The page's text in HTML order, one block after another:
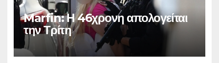
Marfin: Η 46χρονη απολογείται
την Τρίτη